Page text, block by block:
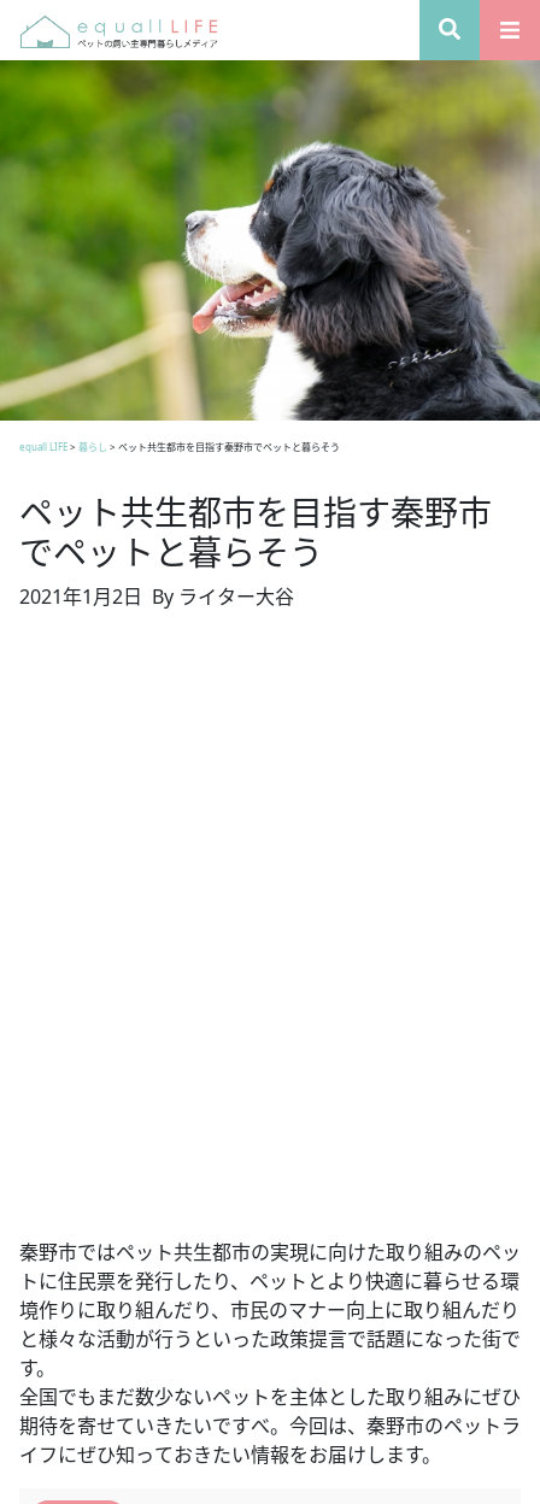
equall LIFE> 暮らし > ペット共生都市を目指す秦野市でペットと暮らそう
ペット共生都市を目指す秦野市
でペットと暮らそう
2021年1月2日 By ライター大谷
秦野市ではペット共生都市の実現に向けた取り組みのペッ
トに住民票を発行したり、ペットとより快適に暮らせる環
境作りに取り組んだり、市民のマナー向上に取り組んだり
と様々な活動が行うといった政策提言で話題になった街で
す。
全国でもまだ数少ないペットを主体とした取り組みにぜひ
期待を寄せていきたいですべ。今回は、秦野市のペットラ
イフにぜひ知っておきたい情報をお届けします。